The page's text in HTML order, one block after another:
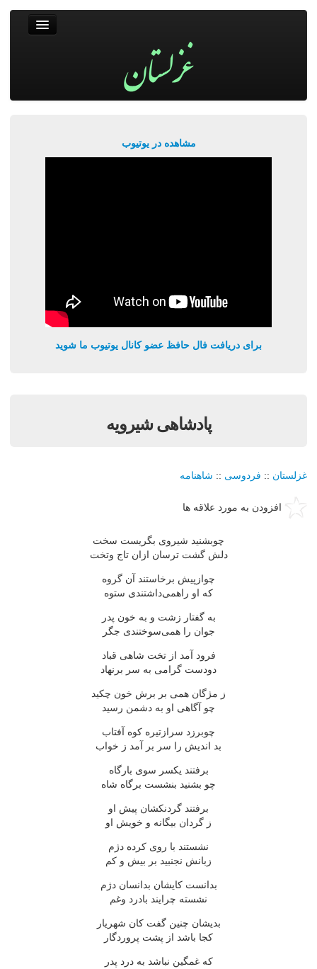
مشاهده در یوتیوب
برای دریافت فال حافظ عضو کانال یوتیوب ما شوید
پادشاهی شیرویه
غزلستان :: فردوسی :: شاهنامه
افزودن به مورد علاقه ها
چوبشنید شیروی بگریست سخت
دلش گشت ترسان ازان تاج وتخت
چوازپیش برخاستند آن گروه
که او راهمی‌داشتندی ستوه
به گفتار زشت و به خون پدر
جوان را همی‌سوختندی جگر
فرود آمد از تخت شاهی قباد
دودست گرامی به سر برنهاد
ز مژگان همی بر برش خون چکید
چو آگاهی او به دشمن رسید
چوبرزد سرازتیره کوه آفتاب
بد اندیش را سر بر آمد ز خواب
برفتند یکسر سوی بارگاه
چو بشنید بنشست برگاه شاه
برفتند گردنکشان پیش او
ز گردان بیگانه و خویش او
نشستند با روی کرده دژم
زبانش نجنبید بر بیش و کم
بدانست کایشان بدانسان دژم
نشسته چرایند بادرد وغم
بدیشان چنین گفت کان شهریار
کجا باشد از پشت پروردگار
که غمگین نباشد به درد پدر